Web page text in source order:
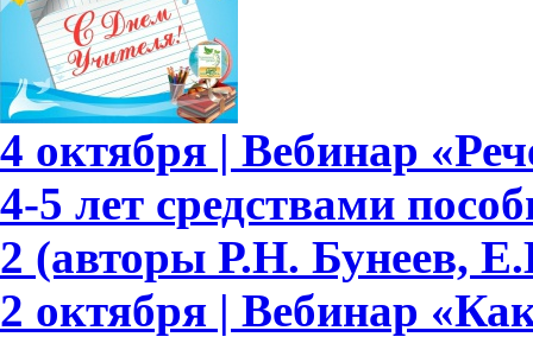
4 октября | Вебинар
4-5 лет средствами
2 (авторы Р.Н. Бунеев,
2 октября | Вебинар